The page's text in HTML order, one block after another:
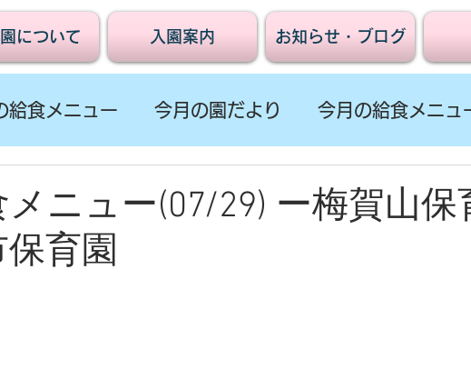
について 入園案内 お知らせ・ブログ
給食メニュー 今月の園だより 今月の給食メニュ
ニュー(07/29) ー梅賀山保
育園